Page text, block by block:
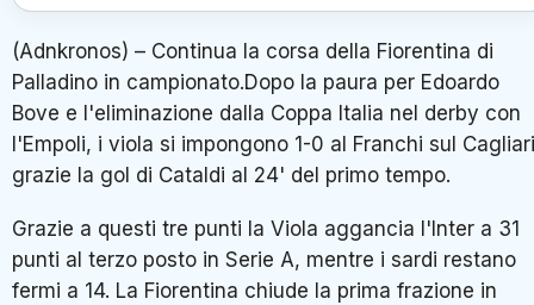
(Adnkronos) – Continua la corsa della Fiorentina di
Palladino in campionato.Dopo la paura per Edoardo
Bove e l'eliminazione dalla Coppa Italia nel derby con
l'Empoli, i viola si impongono 1-0 al Franchi sul
grazie la gol di Cataldi al 24' del primo tempo.
Grazie a questi tre punti la Viola aggancia l'Inter a 31
punti al terzo posto in Serie A, mentre i sardi restano
fermi a 14. La Fiorentina chiude la prima frazione in